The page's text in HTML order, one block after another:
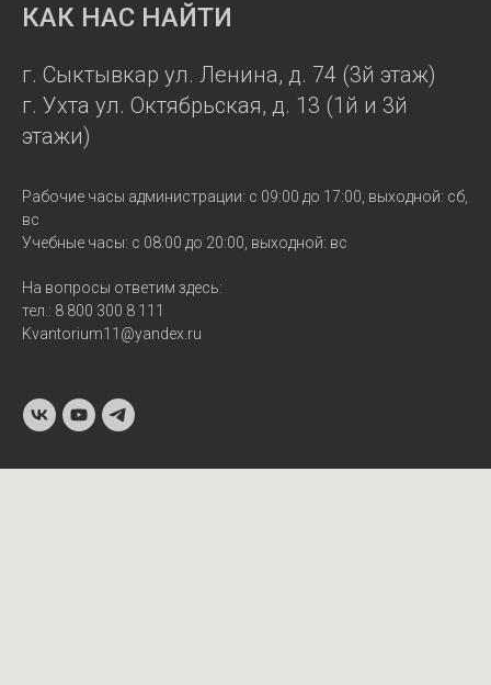
КАК НАС НАЙТИ
г. Сыктывкар ул. Ленина, д. 74 (3й этаж)
г. Ухта ул. Октябрьская, д. 13 (1й и 3й
этажи)
Рабочие часы администрации: с 09:00 до 17:00, выходной: сб,
вс
Учебные часы: с 08:00 до 20:00, выходной: вс
На вопросы ответим здесь:
тел.: 8 800 300 8 111
Kvantorium11@yandex.ru